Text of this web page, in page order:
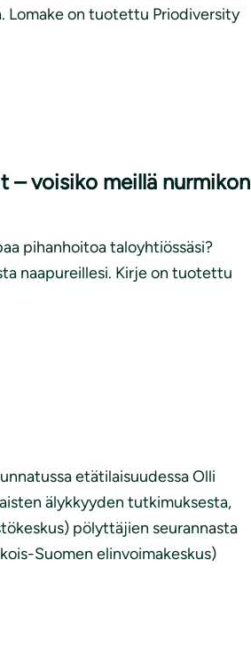
Lomake on tuotettu Priodiversity
– voisiko meillä nurmikon
pihanhoitoa taloyhtiössäsi?
naapureillesi. Kirje on tuotettu
etätilaisuudessa Olli
älykkyyden tutkimuksesta,
pölyttäjien seurannasta
Suomen elinvoimakeskus)